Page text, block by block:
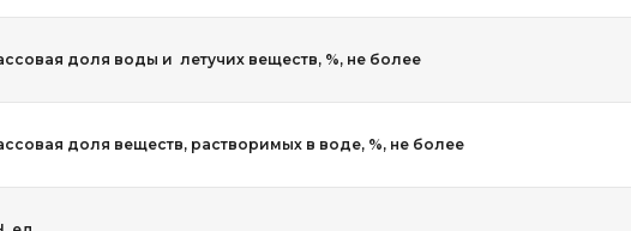
доля воды и летучих веществ, %, не более
доля веществ, растворимых в воде, %, не более